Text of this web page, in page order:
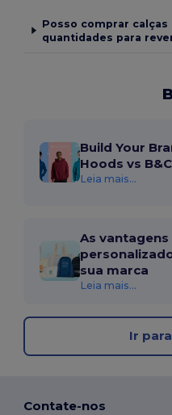
Posso comprar calças
quantidades para
Build Your
Hoods vs
Leia mais...
As
sua marca
Leia mais...
Ir
Contate-nos